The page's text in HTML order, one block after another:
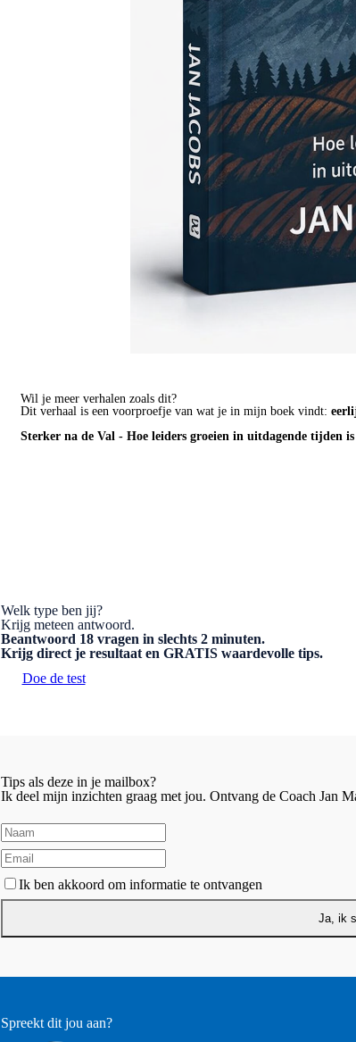
Wil je meer verhalen zoals dit?
Dit verhaal is een voorproefje van wat je in mijn boek vindt:
Sterker na de Val - Hoe leiders groeien in uitdagende tijden
Welk type ben jij?
Krijg meteen antwoord.
Beantwoord 18 vragen in slechts 2 minuten.
Krijg direct je resultaat en GRATIS waardevolle tips.
Doe de test
Tips als deze in je mailbox?
Ik deel mijn inzichten graag met jou. Ontvang de Coach Jan
Ik ben akkoord om informatie te ontvangen
Spreekt dit jou aan?